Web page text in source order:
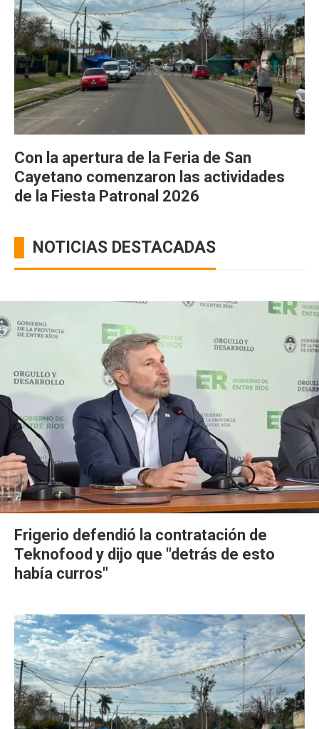
Con la apertura de la Feria de San
Cayetano comenzaron las actividades
de la Fiesta Patronal 2026
NOTICIAS DESTACADAS
Frigerio defendió la contratación de
Teknofood y dijo que "detrás de esto
había curros"